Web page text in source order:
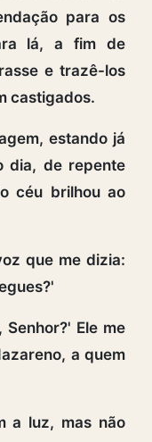
para os
lá, a fim de
e trazê-los
castigados.
estando já
dia, de repente
céu brilhou ao
que me dizia:
Ele me
a quem
a luz, mas não